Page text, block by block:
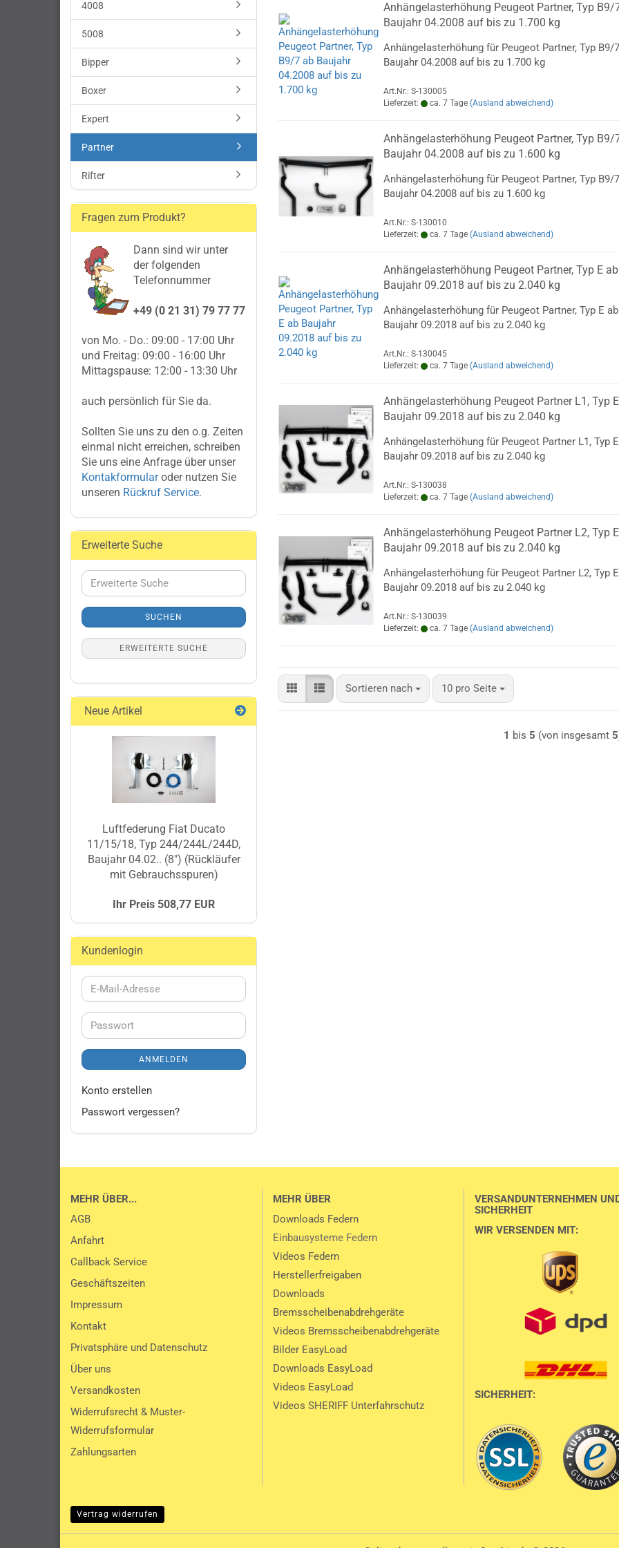
Anhängelasterhöhung Peugeot Partner, Typ B9/
Baujahr 04.2008 auf bis zu 1.700 kg
Anhängelasterhöhung für Peugeot Partner, Typ B9/
Baujahr 04.2008 auf bis zu 1.700 kg
Art.Nr.: S-130005
Lieferzeit:
ca. 7 Tage (Ausland abweichend)
Anhängelasterhöhung Peugeot Partner, Typ B9/
Baujahr 04.2008 auf bis zu 1.600 kg
Anhängelasterhöhung für Peugeot Partner, Typ B9/
Baujahr 04.2008 auf bis zu 1.600 kg
Art.Nr.: S-130010
Lieferzeit:
ca. 7 Tage (Ausland abweichend)
Anhängelasterhöhung Peugeot Partner, Typ E ab
Baujahr 09.2018 auf bis zu 2.040 kg
Anhängelasterhöhung für Peugeot Partner, Typ E ab
Baujahr 09.2018 auf bis zu 2.040 kg
Art.Nr.: S-130045
Lieferzeit:
ca. 7 Tage (Ausland abweichend)
Anhängelasterhöhung Peugeot Partner L1, Typ
Baujahr 09.2018 auf bis zu 2.040 kg
Anhängelasterhöhung für Peugeot Partner L1, Typ
Baujahr 09.2018 auf bis zu 2.040 kg
Art.Nr.: S-130038
Lieferzeit:
ca. 7 Tage (Ausland abweichend)
Anhängelasterhöhung Peugeot Partner L2, Typ
Baujahr 09.2018 auf bis zu 2.040 kg
Anhängelasterhöhung für Peugeot Partner L2, Typ
Baujahr 09.2018 auf bis zu 2.040 kg
Art.Nr.: S-130039
Lieferzeit:
ca. 7 Tage (Ausland abweichend)
Sortieren nach
Sortieren nach 10 pro Seite
pro Seite
1 bis 5 (von insgesamt 5
4008
5008
Bipper
Boxer
Expert
Partner
Rifter
Fragen zum Produkt?
Dann sind wir unter
der folgenden
Telefonnummer
+49 (0 21 31) 79 77 77
von Mo. - Do.: 09:00 - 17:00 Uhr
und Freitag: 09:00 - 16:00 Uhr
Mittagspause: 12:00 - 13:30 Uhr
auch persönlich für Sie da.
Sollten Sie uns zu den o.g. Zeiten
einmal nicht erreichen, schreiben
Sie uns eine Anfrage über unser
Kontakformularoder nutzen Sie
unseren Rückruf Service.
Erweiterte Suche
Erweiterte
Suche
SUCHEN
ERWEITERTE SUCHE
Neue Artikel
Luftfederung Fiat Ducato
11/15/18, Typ 244/244L/244D,
Baujahr 04.02.. (8") (Rückläufer
mit Gebrauchsspuren)
Ihr Preis 508,77 EUR
Kundenlogin
E-
Mail-
Passwort
ANMELDEN
Konto erstellen
Passwort vergessen?
MEHR ÜBER...
AGB
Anfahrt
Callback Service
Geschäftszeiten
Impressum
Kontakt
Privatsphäre und Datenschutz
Über uns
Versandkosten
Widerrufsrecht & Muster-
Widerrufsformular
Zahlungsarten
MEHR ÜBER
Downloads Federn
Einbausysteme Federn
Videos Federn
Herstellerfreigaben
Downloads
Bremsscheibenabdrehgeräte
Videos Bremsscheibenabdrehgeräte
Bilder EasyLoad
Downloads EasyLoad
Videos EasyLoad
Videos SHERIFF Unterfahrschutz
VERSANDUNTERNEHMEN
SICHERHEIT
WIR VERSENDEN MIT:
SICHERHEIT:
Vertrag widerrufen